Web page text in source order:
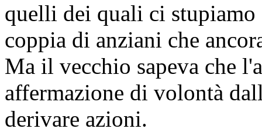
quelli dei quali ci stupiamo
coppia di anziani che
Ma il vecchio sapeva che
affermazione di volontà
derivare azioni.